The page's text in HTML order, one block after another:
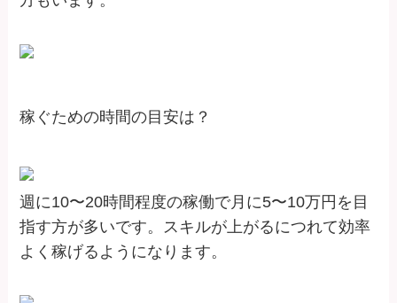
稼ぐための時間の目安は？
週に10〜20時間程度の稼働で月に5〜10万円を目
指す方が多いです。スキルが上がるにつれて効率
よく稼げるようになります。